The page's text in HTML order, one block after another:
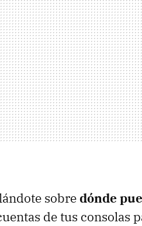
sobredónde
de tus consolas